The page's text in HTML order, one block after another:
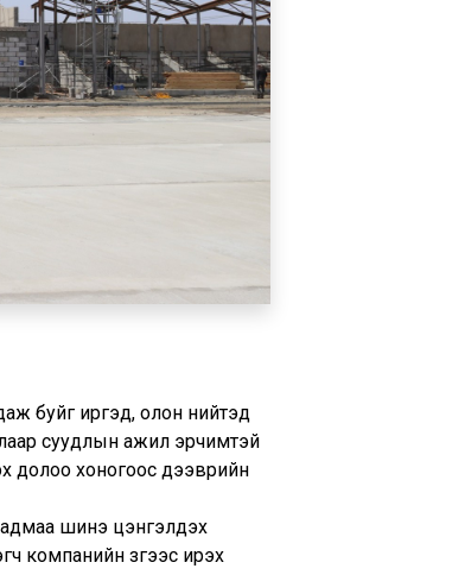
буйг иргэд, олон нийтэд
суудлын ажил эрчимтэй
долоо хоногоос дээврийн
шинэ цэнгэлдэх
компанийн зүгээс ирэх